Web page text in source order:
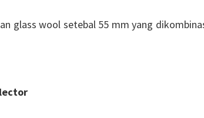
glass wool setebal 55 mm yang